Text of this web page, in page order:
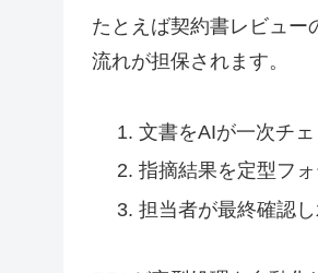
たとえば契約書レビュー
流れが担保されます。
文書をAIが一次チェ
指摘結果を定型フ
担当者が最終確認